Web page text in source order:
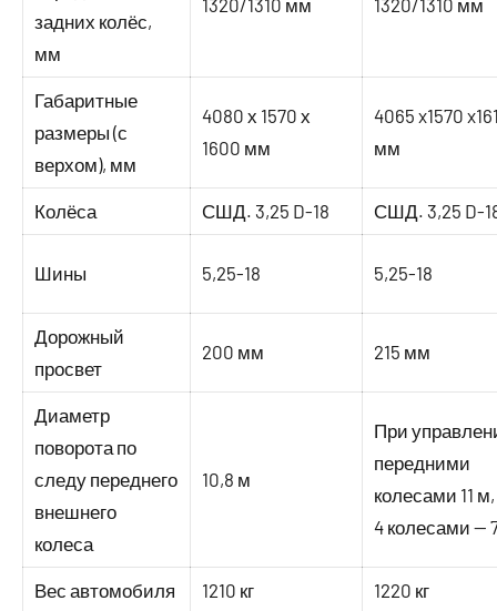
задних колёс,
мм
1320/1310 мм 1320/1310 мм
Габаритные
размеры (с
верхом), мм
4080 х 1570 х
1600 мм
4065 x1570
мм
Колёса СШД. 3,25 D-18 СШД. 3,25 D-
Шины 5,25-18 5,25-18
Дорожный
просвет
200 мм 215 мм
Диаметр
поворота по
следу переднего
внешнего
колеса
10,8 м
При
передними
колесами 11 м,
4 колесами —
Вес автомобиля 1210 кг 1220 кг